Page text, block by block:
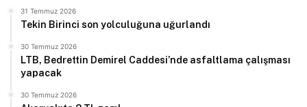
31 Temmuz 2026
Tekin Birinci son yolculuğuna uğurlandı
30 Temmuz 2026
LTB, Bedrettin Demirel Caddesi’nde asfaltlama çalışması
yapacak
30 Temmuz 2026